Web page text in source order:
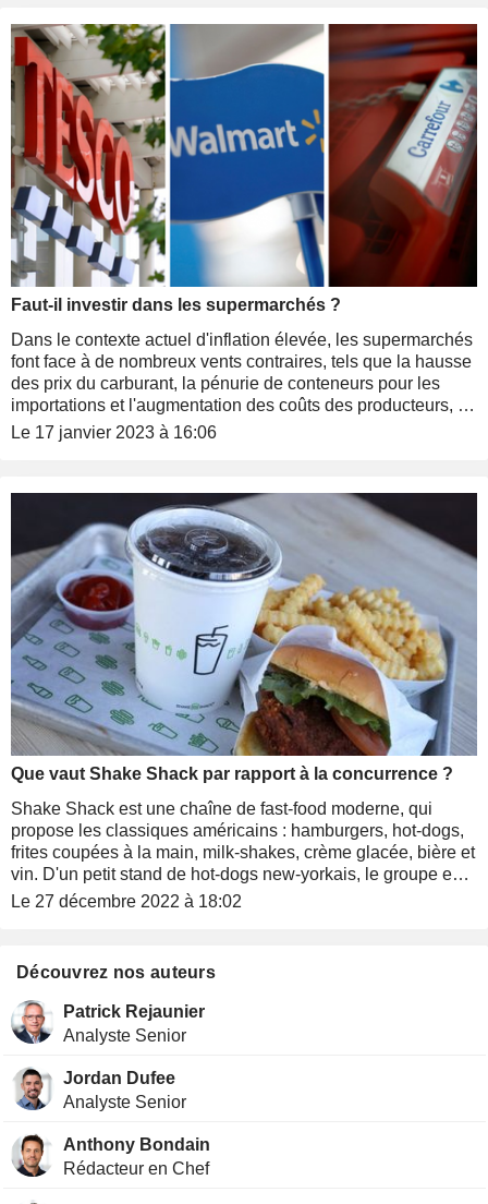
Faut-il investir dans les supermarchés ?
Dans le contexte actuel d'inflation élevée, les supermarchés
font face à de nombreux vents contraires, tels que la hausse
des prix du carburant, la pénurie de conteneurs pour les
importations et l'augmentation des coûts des producteurs, le
tout dans un secteur où les marges sont déjà faibles. Mais
avoir en portefeuille ?
Le 17 janvier 2023 à 16:06
Que vaut Shake Shack par rapport à la concurrence ?
Shake Shack est une chaîne de fast-food moderne, qui
propose les classiques américains : hamburgers, hot-dogs,
frites coupées à la main, milk-shakes, crème glacée, bière et
vin. D'un petit stand de hot-dogs new-yorkais, le groupe est
devenu, en quelques années seulement, une multinationale
Le 27 décembre 2022 à 18:02
Découvrez nos auteurs
Patrick Rejaunier
Analyste Senior
Jordan Dufee
Analyste Senior
Anthony Bondain
Rédacteur en Chef